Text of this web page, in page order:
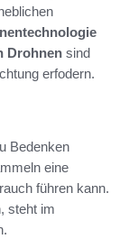
Drohnen sind
erfodern.
Bedenken
eine
führen kann.
steht im